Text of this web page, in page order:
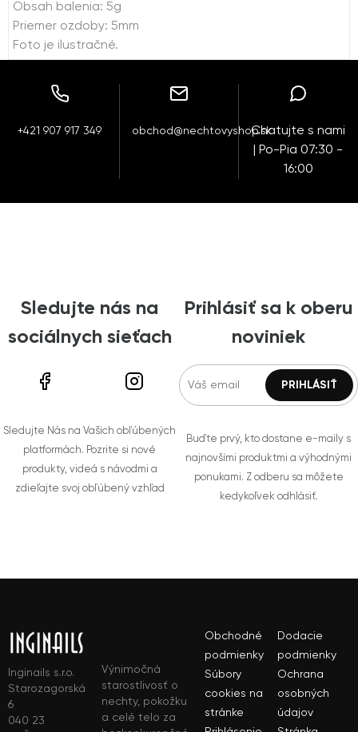
Obsah balenia: 5g
Priemer ozdoby: 5mm
Foto je ilustračné.
+421 907 917 349 obchod@nechtovyshop.skChatujte s nami
| Po-Pia 07:30 -
16:00
Sledujte nás na
sociálnych sieťach
Sledujte Nás na Vašich obľúbených
platformách. Pozrite si nové
produkty, videá s návodmi a
zdieľajte svoj obľúbený vzhľad
Prihlásiť sa k oberu
noviniek
Buďte prvý, kto dostane e-maily s
najnovšími produktmi a výhodnými
ponukami. Z odberu sa môžete
kedykoľvek odhlásiť.
Inginails s.r.o.
Starozagorská
6
040 23
Výnimočná
starostlivosť o
nechty, pokožku
a celé telo za
Obchodné
podmienky
Dodacie
podmienky
Súbory
cookies na
stránke
Ochrana
osobných
údajov